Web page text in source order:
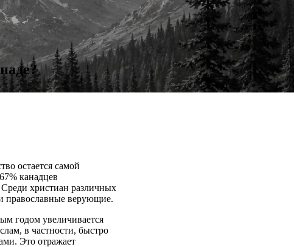
остается самой
канадцев
христиан различных
православные верующие.
годом увеличивается
в частности, быстро
Это отражает